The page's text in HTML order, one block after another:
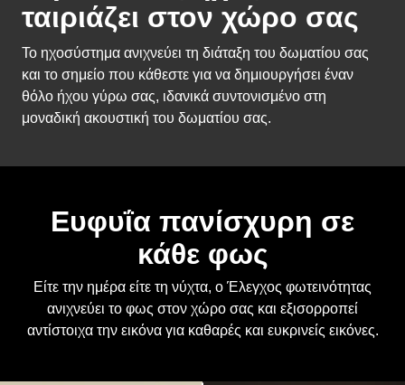
Το ηχοσύστημα ανιχνεύει τη διάταξη του δωματίου σας
θόλο ήχου γύρω σας, ιδανικά συντονισμένο στη
μοναδική ακουστική του δωματίου σας.
κάθε φως
Είτε την ημέρα είτε τη νύχτα, ο Έλεγχος φωτεινότητας
ανιχνεύει το φως στον χώρο σας και εξισορροπεί
αντίστοιχα την εικόνα για καθαρές και ευκρινείς εικόνες.